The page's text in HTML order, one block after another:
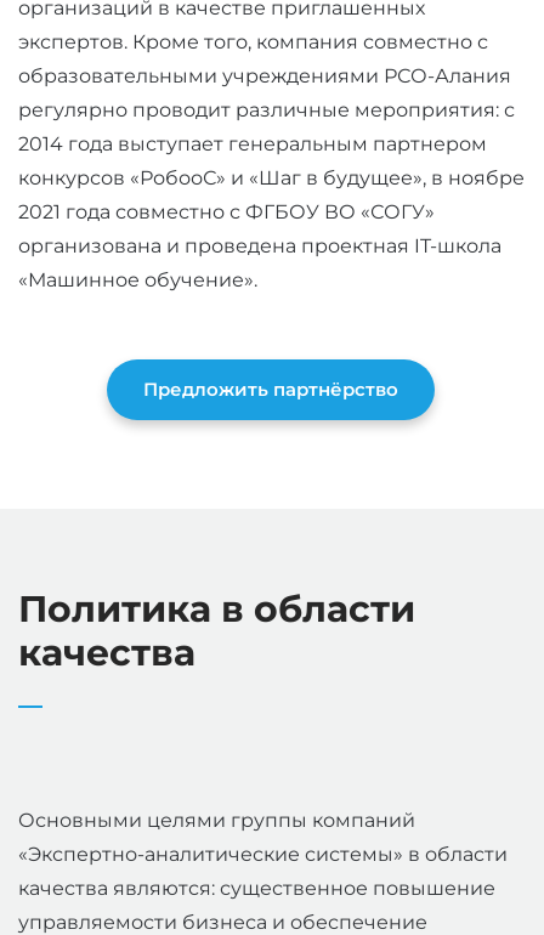
организаций в качестве приглашенных
экспертов. Кроме того, компания совместно с
образовательными учреждениями РСО-Алания
регулярно проводит различные мероприятия: с
2014 года выступает генеральным партнером
конкурсов «РобооС» и «Шаг в будущее», в ноябре
2021 года совместно с ФГБОУ ВО «СОГУ»
организована и проведена проектная IT-школа
«Машинное обучение».
Предложить партнёрство
Политика в области
качества
Основными целями группы компаний
«Экспертно-аналитические системы» в области
качества являются: существенное повышение
управляемости бизнеса и обеспечение